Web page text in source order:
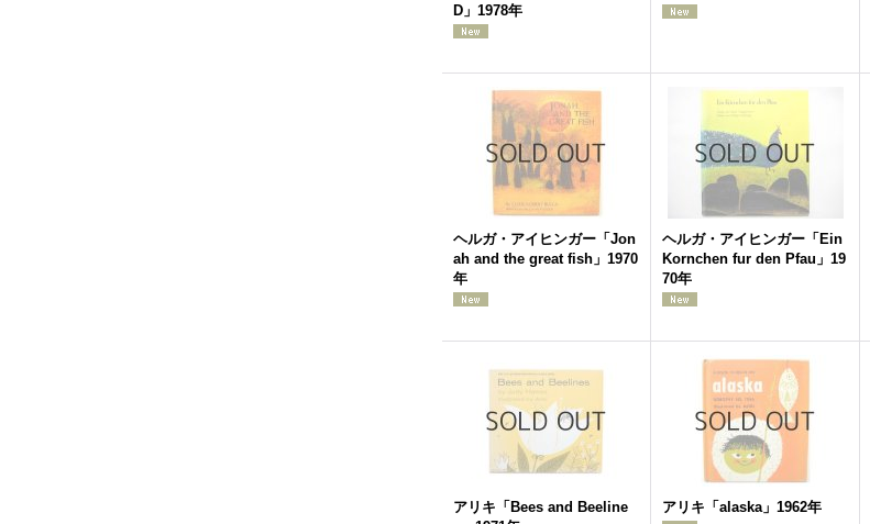
D」1978年
ヘルガ・アイヒンガー「Jon
ah and the great fish」1970
年
ヘルガ・アイヒンガー「Ein
Kornchen fur den Pfau」19
70年
アリキ「Bees and Beeline
アリキ「alaska」1962年